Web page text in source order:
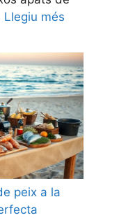
Llegiu més
peix a la